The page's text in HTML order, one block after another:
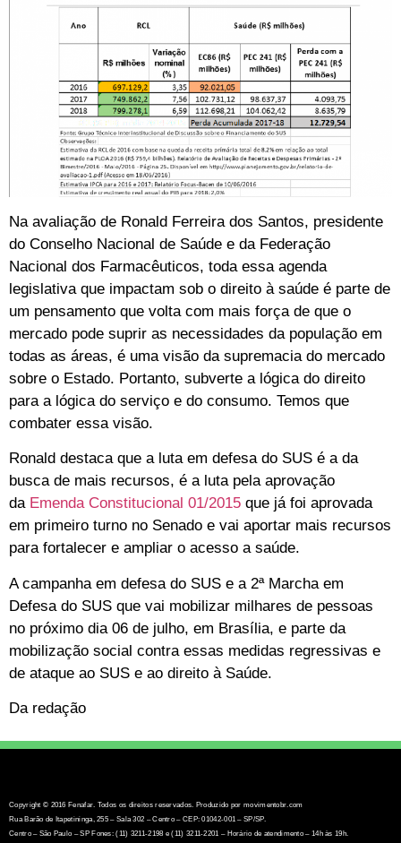
Na avaliação de Ronald Ferreira dos Santos, presidente
do Conselho Nacional de Saúde e da Federação
Nacional dos Farmacêuticos, toda essa agenda
legislativa que impactam sob o direito à saúde é parte de
um pensamento que volta com mais força de que o
mercado pode suprir as necessidades da população em
todas as áreas, é uma visão da supremacia do mercado
sobre o Estado. Portanto, subverte a lógica do direito
para a lógica do serviço e do consumo. Temos que
combater essa visão.
Ronald destaca que a luta em defesa do SUS é a da
busca de mais recursos, é a luta pela aprovação
da Emenda Constitucional 01/2015 que já foi aprovada
em primeiro turno no Senado e vai aportar mais recursos
para fortalecer e ampliar o acesso a saúde.
A campanha em defesa do SUS e a 2ª Marcha em
Defesa do SUS que vai mobilizar milhares de pessoas
no próximo dia 06 de julho, em Brasília, e parte da
mobilização social contra essas medidas regressivas e
de ataque ao SUS e ao direito à Saúde.
Da redação
Copyright © 2016 Fenafar. Todos os direitos reservados. Produzido por movimentobr.com
Rua Barão de Itapetininga, 255 – Sala 302 – Centro – CEP: 01042-001 – SP/SP.
Centro – São Paulo – SP Fones: (11) 3211-2198 e (11) 3211-2201 – Horário de atendimento – 14h às 19h.